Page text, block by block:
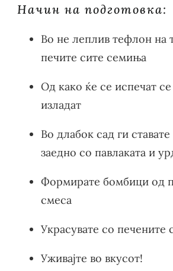
Начин на подготовка:
Во не леплив тефлон на
печите сите семиња
Од како ќе се испечат се
изладат
Во длабок сад ги
заедно со павлаката и
Формирате бомбици од
смеса
Украсувате со печените
Уживајте во вкусот!